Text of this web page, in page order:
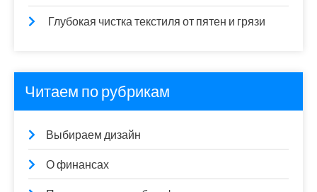
Глубокая чистка текстиля от пятен и грязи
Читаем по рубрикам
Выбираем дизайн
О финансах